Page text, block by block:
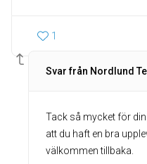
1
Svar från Nordlund
Tack så mycket för
att du haft en bra
välkommen tillbaka.